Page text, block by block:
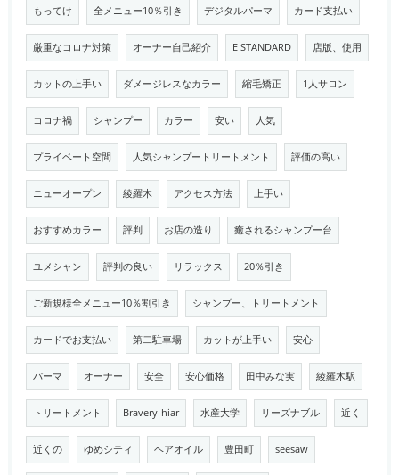
もってけ 全メニュー10％引き デジタルパーマ カード支払い
厳重なコロナ対策 オーナー自己紹介 E STANDARD 店版、使用
カットの上手い ダメージレスなカラー 縮毛矯正 1人サロン
コロナ禍 シャンプー カラー 安い 人気
プライベート空間 人気シャンプートリートメント 評価の高い
ニューオープン 綾羅木 アクセス方法 上手い
おすすめカラー 評判 お店の造り 癒されるシャンプー台
ユメシャン 評判の良い リラックス 20％引き
ご新規様全メニュー10％割引き シャンプー、トリートメント
カードでお支払い 第二駐車場 カットが上手い 安心
パーマ オーナー 安全 安心価格 田中みな実 綾羅木駅
トリートメント Bravery-hiar 水産大学 リーズナブル 近く
近くの ゆめシティ ヘアオイル 豊田町 seesaw